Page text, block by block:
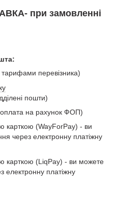
при замовленні
тарифами перевізника)
пошти)
на рахунок ФОП)
карткою (WayForPay) - ви
через електронну платіжну
карткою (LiqPay) - ви можете
електронну платіжну